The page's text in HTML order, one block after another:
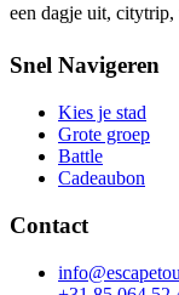
een dagje uit,
Snel Navigeren
Kies je stad
Grote groep
Battle
Cadeaubon
Contact